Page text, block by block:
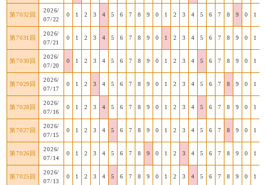
第7032回
2026/
07/22
0 1 2 3 4 5 6 7 8 9 0 1 2 3 4 5 6 7 8 9 0 1
第7031回
2026/
07/21
0 1 2 3 4 5 6 7 8 9 0 1 2 3 4 5 6 7 8 9 0 1
第7030回
2026/
07/20
0 1 2 3 4 5 6 7 8 9 0 1 2 3 4 5 6 7 8 9 0 1
第7029回
2026/
07/17
0 1 2 3 4 5 6 7 8 9 0 1 2 3 4 5 6 7 8 9 0 1
第7028回
2026/
07/16
0 1 2 3 4 5 6 7 8 9 0 1 2 3 4 5 6 7 8 9 0 1
第7027回
2026/
07/15
0 1 2 3 4 5 6 7 8 9 0 1 2 3 4 5 6 7 8 9 0 1
第7026回
2026/
07/14
0 1 2 3 4 5 6 7 8 9 0 1 2 3 4 5 6 7 8 9 0 1
第7025回
2026/
07/13
0 1 2 3 4 5 6 7 8 9 0 1 2 3 4 5 6 7 8 9 0 1